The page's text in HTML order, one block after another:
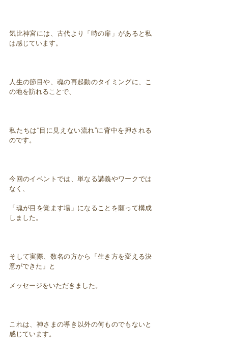
気比神宮には、古代より「時の扉」があると私
は感じています。
人生の節目や、魂の再起動のタイミングに、こ
の地を訪れることで、
私たちは“目に見えない流れ”に背中を押される
のです。
今回のイベントでは、単なる講義やワークでは
なく、
「魂が目を覚ます場」になることを願って構成
しました。
そして実際、数名の方から「生き方を変える決
意ができた」と
メッセージをいただきました。
これは、神さまの導き以外の何ものでもないと
感じています。